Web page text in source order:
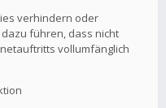
verhindern oder
führen, dass nicht
vollumfänglich